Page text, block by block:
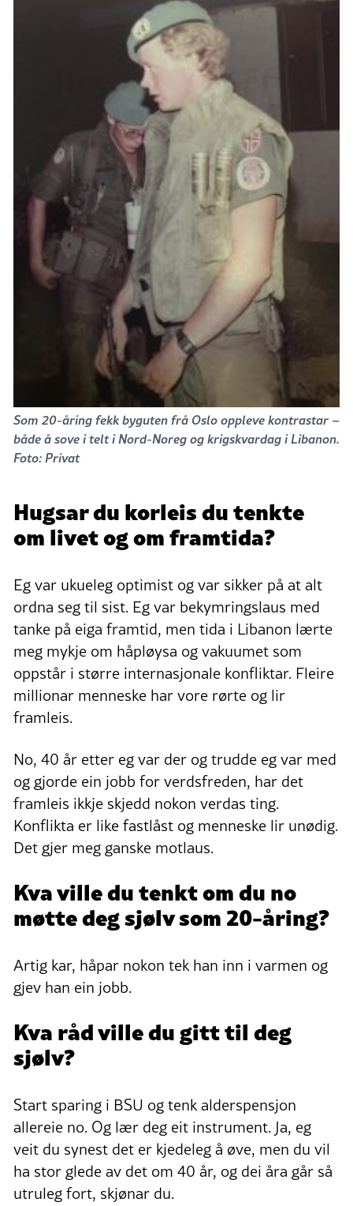
Som 20-åring fekk byguten frå Oslo oppleve kontrastar –
både å sove i telt i Nord-Noreg og krigskvardag i Libanon.
Foto: Privat
Hugsar du korleis du tenkte
om livet og om framtida?
Eg var ukueleg optimist og var sikker på at alt
ordna seg til sist. Eg var bekymringslaus med
tanke på eiga framtid, men tida i Libanon lærte
meg mykje om håpløysa og vakuumet som
oppstår i større internasjonale konfliktar. Fleire
millionar menneske har vore rørte og lir
framleis.
No, 40 år etter eg var der og trudde eg var med
og gjorde ein jobb for verdsfreden, har det
framleis ikkje skjedd nokon verdas ting.
Konflikta er like fastlåst og menneske lir unødig.
Det gjer meg ganske motlaus.
Kva ville du tenkt om du no
møtte deg sjølv som 20-åring?
Artig kar, håpar nokon tek han inn i varmen og
gjev han ein jobb.
Kva råd ville du gitt til deg
sjølv?
Start sparing i BSU og tenk alderspensjon
allereie no. Og lær deg eit instrument. Ja, eg
veit du synest det er kjedeleg å øve, men du vil
ha stor glede av det om 40 år, og dei åra går så
utruleg fort, skjønar du.